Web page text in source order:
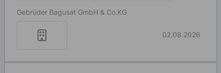
Gebrüder Bagusat GmbH & Co.KG
02.08.2026